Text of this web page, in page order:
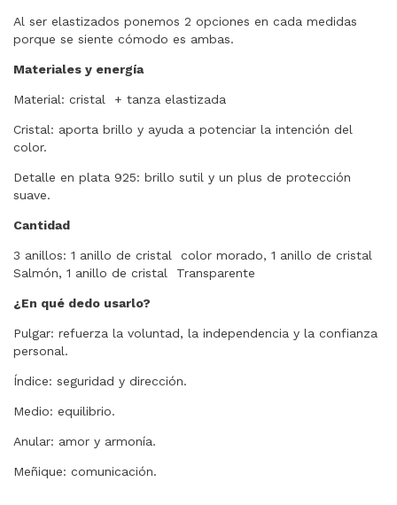
Al ser elastizados ponemos 2 opciones en cada medidas
porque se siente cómodo es ambas.
Materiales y energía
Material: cristal + tanza elastizada
Cristal: aporta brillo y ayuda a potenciar la intención del
color.
Detalle en plata 925: brillo sutil y un plus de protección
suave.
Cantidad
3 anillos: 1 anillo de cristal color morado, 1 anillo de cristal
Salmón, 1 anillo de cristal Transparente
¿En qué dedo usarlo?
Pulgar: refuerza la voluntad, la independencia y la confianza
personal.
Índice: seguridad y dirección.
Medio: equilibrio.
Anular: amor y armonía.
Meñique: comunicación.